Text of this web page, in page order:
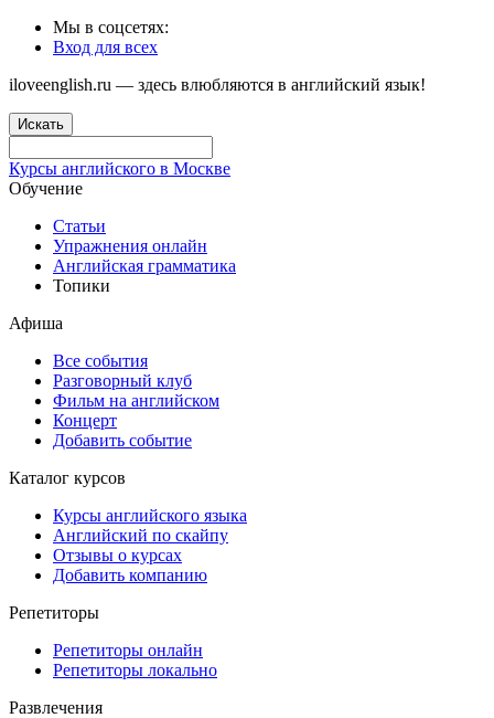
Мы в соцсетях:
Вход для всех
iloveenglish.ru — здесь влюбляются в английский язык!
Искать
Курсы английского в Москве
Обучение
Статьи
Упражнения онлайн
Английская грамматика
Топики
Афиша
Все события
Разговорный клуб
Фильм на английском
Концерт
Добавить событие
Каталог курсов
Курсы английского языка
Английский по скайпу
Отзывы о курсах
Добавить компанию
Репетиторы
Репетиторы онлайн
Репетиторы локально
Развлечения